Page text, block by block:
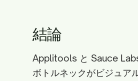
結論
Applitools と Sauce Labs
ボトルネックがビジュア